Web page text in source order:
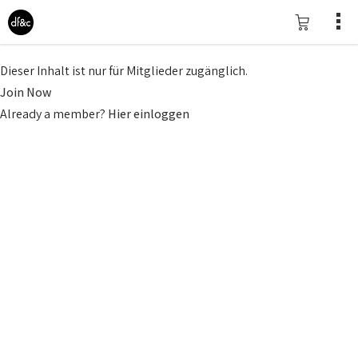
Dieser Inhalt ist nur für Mitglieder zugänglich.
Join Now
Already a member? Hier einloggen